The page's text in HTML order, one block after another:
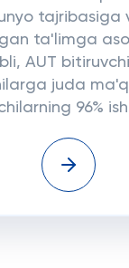
tajribasiga
ta'limga
AUT
juda
96%